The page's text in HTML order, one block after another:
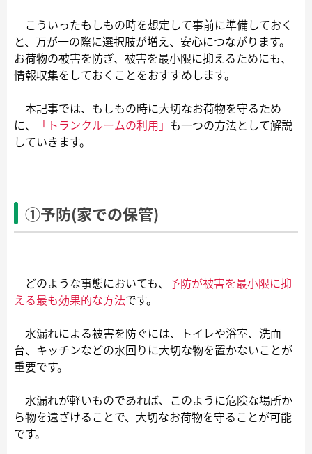
こういったもしもの時を想定して事前に準備しておく
と、万が一の際に選択肢が増え、安心につながります。
お荷物の被害を防ぎ、被害を最小限に抑えるためにも、
情報収集をしておくことをおすすめします。
本記事では、もしもの時に大切なお荷物を守るため
に、
「トランクルームの利用」 も一つの方法として解説
していきます。
①予防(家での保管)
どのような事態においても、 予防が被害を最小限に抑
える最も効果的な方法です。
水漏れによる被害を防ぐには、トイレや浴室、洗面
台、キッチンなどの水回りに大切な物を置かないことが
重要です。
水漏れが軽いものであれば、このように危険な場所か
ら物を遠ざけることで、大切なお荷物を守ることが可能
です。